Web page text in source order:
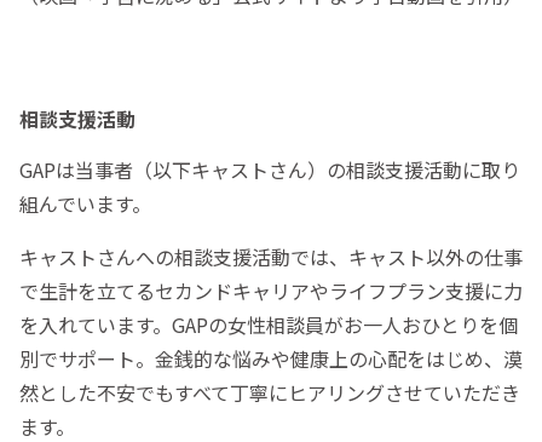
相談支援活動
GAPは当事者（以下キャストさん）の相談支援活動に取り
組んでいます。
キャストさんへの相談支援活動では、キャスト以外の仕事
で生計を立てるセカンドキャリアやライフプラン支援に力
を入れています。GAPの女性相談員がお一人おひとりを個
別でサポート。金銭的な悩みや健康上の心配をはじめ、漠
然とした不安でもすべて丁寧にヒアリングさせていただき
ます。